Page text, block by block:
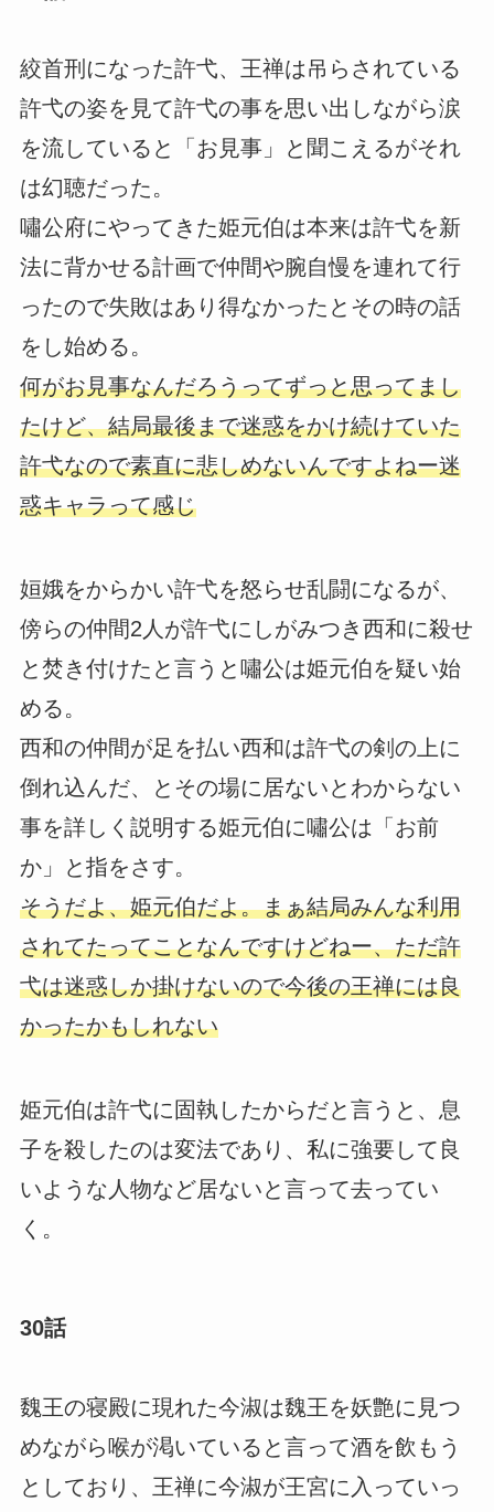
絞首刑になった許弋、王禅は吊らされている
許弋の姿を見て許弋の事を思い出しながら涙
を流していると「お見事」と聞こえるがそれ
は幻聴だった。
嘯公府にやってきた姫元伯は本来は許弋を新
法に背かせる計画で仲間や腕自慢を連れて行
ったので失敗はあり得なかったとその時の話
をし始める。
何がお見事なんだろうってずっと思ってまし
たけど、結局最後まで迷惑をかけ続けていた
許弋なので素直に悲しめないんですよねー迷
惑キャラって感じ
姮娥をからかい許弋を怒らせ乱闘になるが、
傍らの仲間2人が許弋にしがみつき西和に殺せ
と焚き付けたと言うと嘯公は姫元伯を疑い始
める。
西和の仲間が足を払い西和は許弋の剣の上に
倒れ込んだ、とその場に居ないとわからない
事を詳しく説明する姫元伯に嘯公は「お前
か」と指をさす。
そうだよ、姫元伯だよ。まぁ結局みんな利用
されてたってことなんですけどねー、ただ許
弋は迷惑しか掛けないので今後の王禅には良
かったかもしれない
姫元伯は許弋に固執したからだと言うと、息
子を殺したのは変法であり、私に強要して良
いような人物など居ないと言って去ってい
く。
30話
魏王の寝殿に現れた今淑は魏王を妖艶に見つ
めながら喉が渇いていると言って酒を飲もう
としており、王禅に今淑が王宮に入っていっ